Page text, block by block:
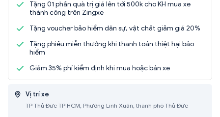
Tặng 01 phần quà trị giá lên tới 500k cho KH mua xe
thành công trên Zingxe
Tặng voucher bảo hiểm dân sự, vật chất giảm giá 20%
Tặng phiếu miễn thưởng khi thanh toán thiệt hại bảo
hiểm
Giảm 35% phí kiểm định khi mua hoặc bán xe
Vị trí xe
TP Thủ Đức TP HCM, Phường Linh Xuân, thành phố Thủ Đức